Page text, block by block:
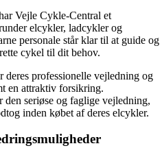
Vejle Cykle-Central et
elcykler, ladcykler og
personale står klar til at guide og
cykel til dit behov.
professionelle vejledning og
en attraktiv forsikring.
seriøse og faglige vejledning,
inden købet af deres elcykler.